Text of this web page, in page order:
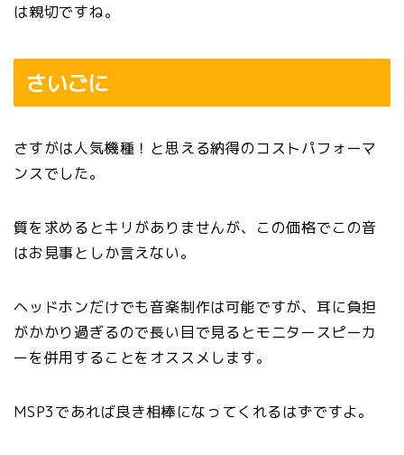
は親切ですね。
さいごに
さすがは人気機種！と思える納得のコストパフォーマ
ンスでした。
質を求めるとキリがありませんが、この価格でこの音
はお見事としか言えない。
ヘッドホンだけでも音楽制作は可能ですが、耳に負担
がかかり過ぎるので長い目で見るとモニタースピーカ
ーを併用することをオススメします。
MSP3であれば良き相棒になってくれるはずですよ。